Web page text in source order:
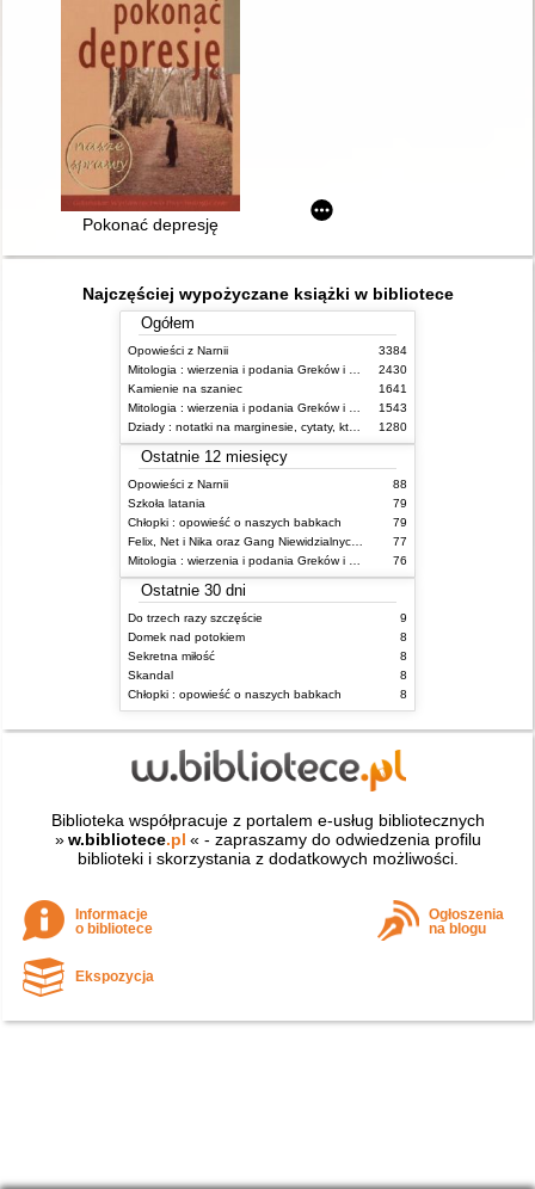
Pokonać depresję
Najczęściej wypożyczane książki w bibliotece
Ogółem
Opowieści z Narnii
3384
2430
Kamienie na szaniec
1641
1543
1280
Ostatnie 12 miesięcy
Opowieści z Narnii
88
Szkoła latania
79
Chłopki : opowieść o naszych babkach
79
77
76
Ostatnie 30 dni
Do trzech razy szczęście
9
Domek nad potokiem
8
Sekretna miłość
8
Skandal
8
Chłopki : opowieść o naszych babkach
8
Biblioteka współpracuje z portalem e-usług bibliotecznych
» w.bibliotece.pl « - zapraszamy do odwiedzenia profilu
biblioteki i skorzystania z dodatkowych możliwości.
Informacje
o bibliotece
Ogłoszenia
na blogu
Ekspozycja